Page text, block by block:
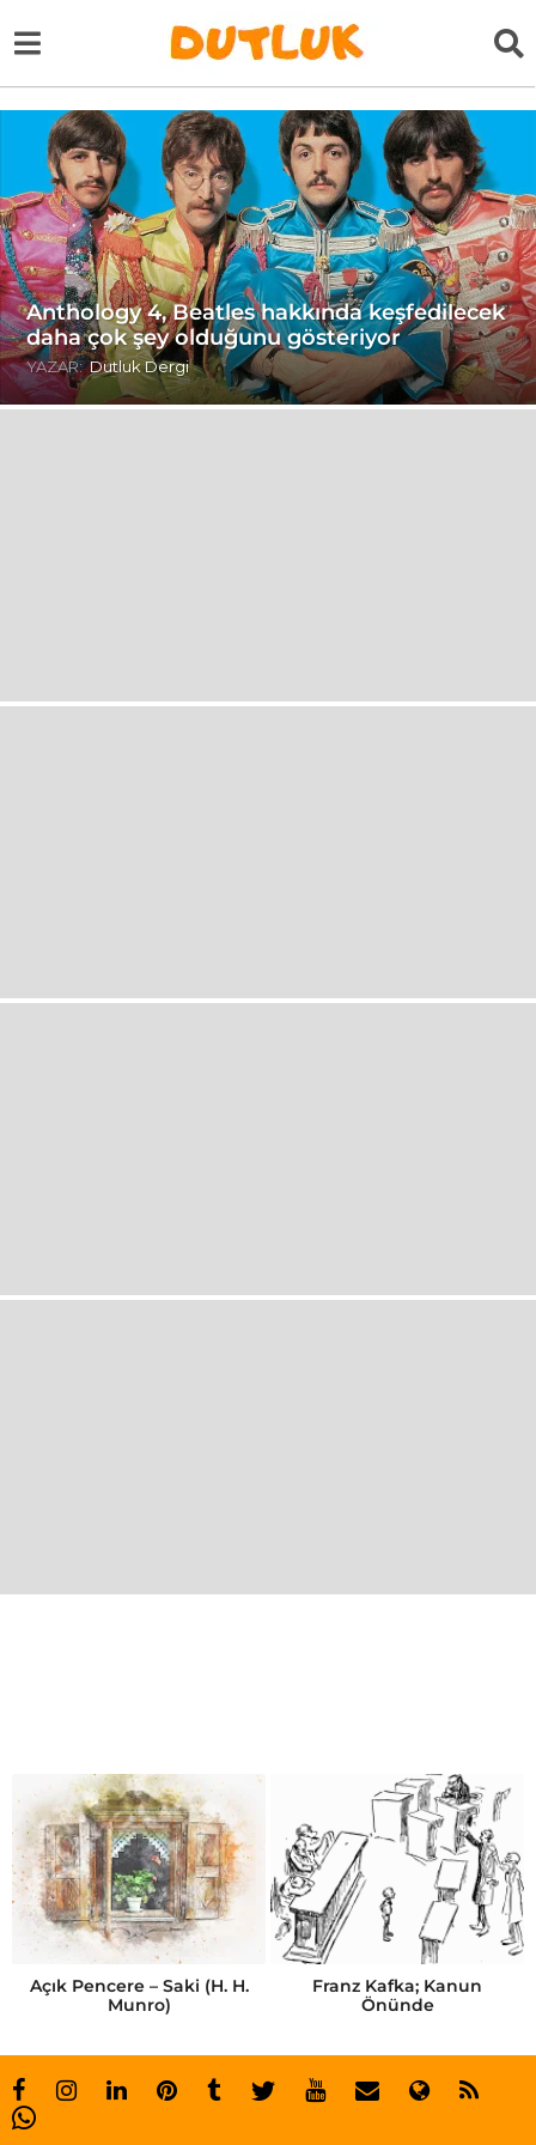
Anthology 4, Beatles hakkında keşfedilecek
daha çok şey olduğunu gösteriyor
YAZAR: Dutluk Dergi
n
F
o
s
b
e
y
Açık Pencere – Saki (H. H.
Munro)
Franz Kafka; Kanun
Önünde